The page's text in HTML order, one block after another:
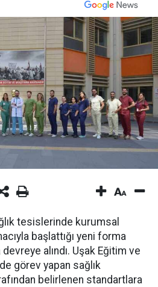
tesislerinde kurumsal
başlattığı yeni forma
alındı. Uşak Eğitim ve
görev yapan sağlık
belirlenen standartlara